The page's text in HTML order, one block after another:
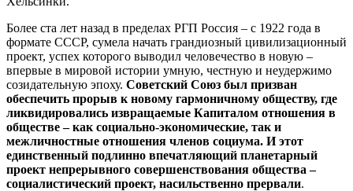
Более ста лет назад в пределах РГП Россия – с 1922 года в
формате СССР, сумела начать грандиозный цивилизационный
проект, успех которого выводил человечество в новую –
впервые в мировой истории умную, честную и неудержимо
созидательную эпоху. Советский Союз был призван
обеспечить прорыв к новому гармоничному обществу, где
ликвидировались извращаемые Капиталом отношения в
обществе – как социально-экономические, так и
межличностные отношения членов социума. И этот
единственный подлинно впечатляющий планетарный
проект непрерывного совершенствования общества –
социалистический проект, насильственно прервали.